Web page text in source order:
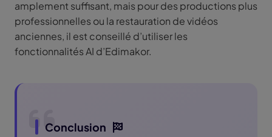
amplement suffisant, mais pour des productions plus
professionnelles ou la restauration de vidéos
anciennes, il est conseillé d’utiliser les
fonctionnalités AI d’Edimakor.
Conclusion